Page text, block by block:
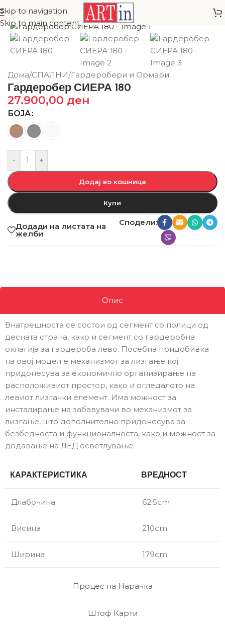
Skip to navigation
Skip to main content
Дома/СПАЛНИ/Гардеробери и Ормари
Гардеробер СИЕРА 180
27.900,00 ден
БОЈА
- +
Додај во кошница
Купи
Додади на листата на
желби
Сподели:
Опис
Процес на Нарачка
Штоф Карти
Внатрешноста се состои од сегмент со полици од
десната страна, како и сегмент со гардеробна
оклагија за гардероба лево. Посебна придобивка
на овој модел е механизмот за лизгање кој
придонесува за економично организирање на
расположивиот простор, како и огледалото на
левиот лизгачки елемент. Има можност за
инсталирање на забавувачи во механизмот за
лизгање, што дополнително придонесува за
безбедноста и функционалноста, како и можност за
додавање на ЛЕД осветлување.
КАРАКТЕРИСТИКА ВРЕДНОСТ
Длабочина 62.5cm
Висина 210cm
Ширина 179cm